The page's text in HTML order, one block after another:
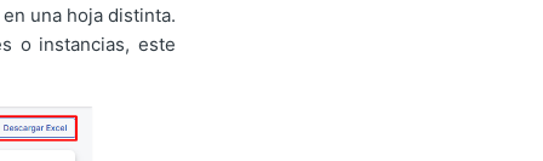
una hoja distinta.
o instancias, este